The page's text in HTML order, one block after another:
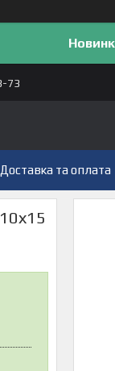
73
Доставка та оплата